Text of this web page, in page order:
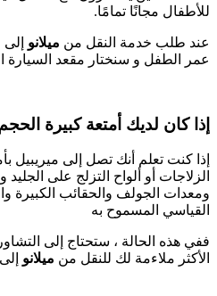
للأطفال مجانًا تمامًا.
عند طلب خدمة النقل من ميلانو
عمر الطفل و سنختار مقعد السيارة
إذا كان لديك أمتعة كبيرة الحجم
إذا كنت تعلم أنك تصل إلى ميريبيل
الزلاجات أو ألواح التزلج على
ومعدات الجولف والحقائب الكبيرة
القياسي المسموح به
ففي هذه الحالة ، ستحتاج إلى
الأكثر ملاءمة لك للنقل من ميلانو